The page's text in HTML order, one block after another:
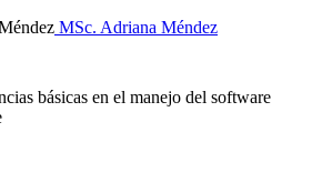
MSc. Adriana Méndez
básicas en el manejo del software